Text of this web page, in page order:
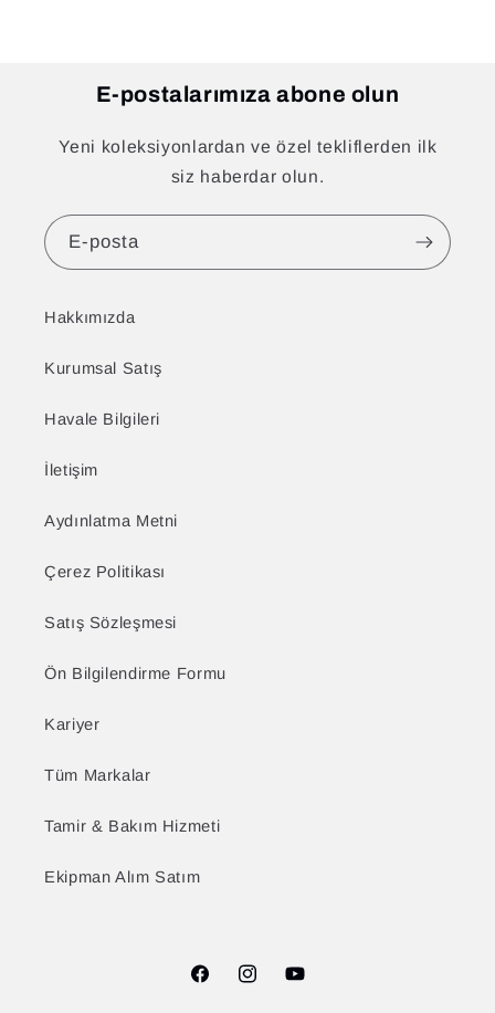
E-postalarımıza abone olun
Yeni koleksiyonlardan ve özel tekliflerden ilk
siz haberdar olun.
E-posta
Hakkımızda
Kurumsal Satış
Havale Bilgileri
İletişim
Aydınlatma Metni
Çerez Politikası
Satış Sözleşmesi
Ön Bilgilendirme Formu
Kariyer
Tüm Markalar
Tamir & Bakım Hizmeti
Ekipman Alım Satım
FacebookInstagramYouTube